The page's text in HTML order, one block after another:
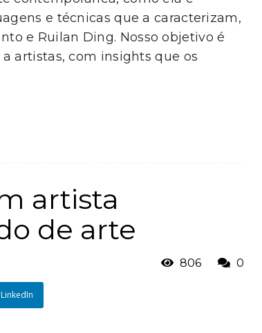
e técnicas que a caracterizam,
e Ruilan Ding. Nosso objetivo é
artistas, com insights que os
artista
de arte
806 0
LinkedIn